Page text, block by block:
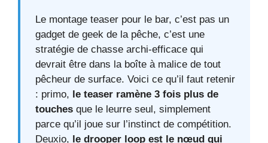
Le montage teaser pour le bar, c’est pas un
gadget de geek de la pêche, c’est une
stratégie de chasse archi-efficace qui
devrait être dans la boîte à malice de tout
pêcheur de surface. Voici ce qu’il faut retenir
: primo, le teaser ramène 3 fois plus de
touches que le leurre seul, simplement
parce qu’il joue sur l’instinct de compétition.
Deuxio, le drooper loop est le nœud qui